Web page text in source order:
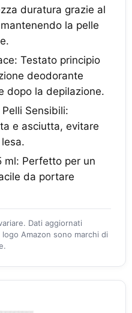
duratura grazie al
la pelle
Testato principio
deodorante
dopo la depilazione.
Sensibili:
e asciutta, evitare
ml: Perfetto per un
da portare
Dati aggiornati
Amazon sono marchi di